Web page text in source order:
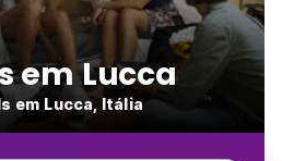
em Lucca
em Lucca, Itália